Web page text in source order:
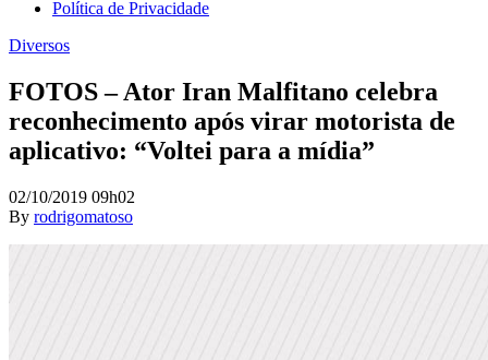
Política de Privacidade
Diversos
FOTOS – Ator Iran Malfitano celebra
reconhecimento após virar motorista de
aplicativo: “Voltei para a mídia”
02/10/2019 09h02
By rodrigomatoso